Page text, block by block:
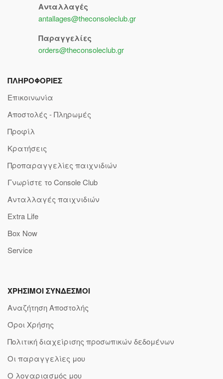
Ανταλλαγές
antallages@theconsoleclub.gr
Παραγγελίες
orders@theconsoleclub.gr
ΠΛΗΡΟΦΟΡΙΕΣ
Επικοινωνία
Αποστολές - Πληρωμές
Προφίλ
Κρατήσεις
Προπαραγγελίες παιχνιδιών
Γνωρίστε το Console Club
Ανταλλαγές παιχνιδιών
Extra Life
Box Now
Service
ΧΡΗΣΙΜΟΙ ΣΥΝΔΕΣΜΟΙ
Αναζήτηση Αποστολής
Όροι Χρήσης
Πολιτική διαχείρισης προσωπικών δεδομένων
Οι παραγγελίες μου
Ο λογαριασμός μου